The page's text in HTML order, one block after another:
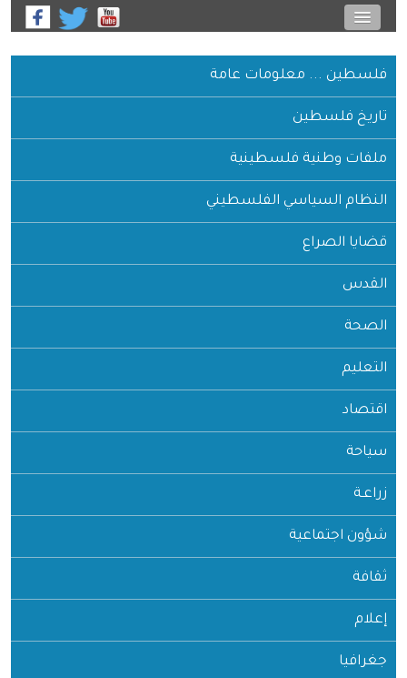
فلسطين ... معلومات عامة
تاريخ فلسطين
ملفات وطنية فلسطينية
النظام السياسي الفلسطيني
قضايا الصراع
القدس
الصحة
التعليم
اقتصاد
سياحة
زراعـة
شؤون اجتماعية
ثقافة
إعلام
جغرافيا